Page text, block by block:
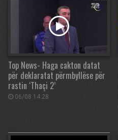
Top News- Haga cakton datat
për deklaratat përmbyllëse për
rastin ‘Thaçi 2’
06/08 14:28